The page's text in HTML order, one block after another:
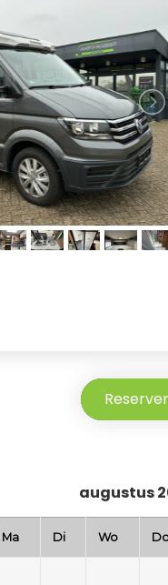
augustus
Ma Di Wo